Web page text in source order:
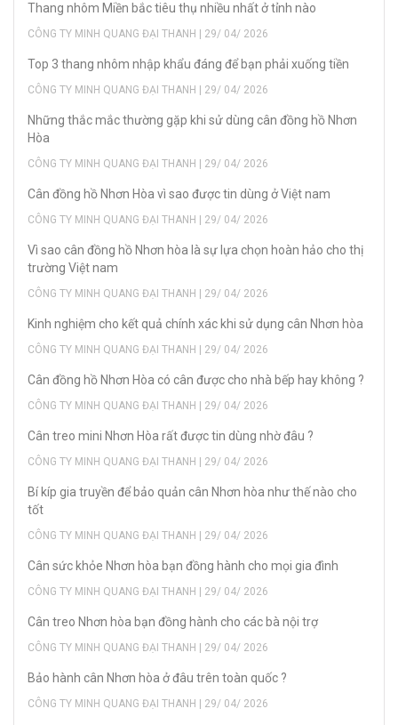
Thang nhôm Miền bắc tiêu thụ nhiều nhất ở tỉnh nào
CÔNG TY MINH QUANG ĐẠI THANH | 29/ 04/ 2026
Top 3 thang nhôm nhập khẩu đáng để bạn phải xuống tiền
CÔNG TY MINH QUANG ĐẠI THANH | 29/ 04/ 2026
Những thắc mắc thường gặp khi sử dùng cân đồng hồ Nhơn
Hòa
CÔNG TY MINH QUANG ĐẠI THANH | 29/ 04/ 2026
Cân đồng hồ Nhơn Hòa vì sao được tin dùng ở Việt nam
CÔNG TY MINH QUANG ĐẠI THANH | 29/ 04/ 2026
Vì sao cân đồng hồ Nhơn hòa là sự lựa chọn hoàn hảo cho thị
trường Việt nam
CÔNG TY MINH QUANG ĐẠI THANH | 29/ 04/ 2026
Kinh nghiệm cho kết quả chính xác khi sử dụng cân Nhơn hòa
CÔNG TY MINH QUANG ĐẠI THANH | 29/ 04/ 2026
Cân đồng hồ Nhơn Hòa có cân được cho nhà bếp hay không ?
CÔNG TY MINH QUANG ĐẠI THANH | 29/ 04/ 2026
Cân treo mini Nhơn Hòa rất được tin dùng nhờ đâu ?
CÔNG TY MINH QUANG ĐẠI THANH | 29/ 04/ 2026
Bí kíp gia truyền để bảo quản cân Nhơn hòa như thế nào cho
tốt
CÔNG TY MINH QUANG ĐẠI THANH | 29/ 04/ 2026
Cân sức khỏe Nhơn hòa bạn đồng hành cho mọi gia đình
CÔNG TY MINH QUANG ĐẠI THANH | 29/ 04/ 2026
Cân treo Nhơn hòa bạn đồng hành cho các bà nội trợ
CÔNG TY MINH QUANG ĐẠI THANH | 29/ 04/ 2026
Bảo hành cân Nhơn hòa ở đâu trên toàn quốc ?
CÔNG TY MINH QUANG ĐẠI THANH | 29/ 04/ 2026